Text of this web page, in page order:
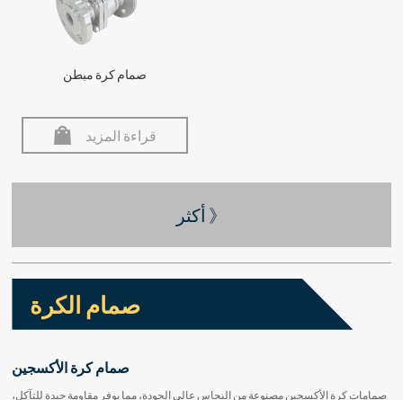
صمام كرة مبطن
قراءة المزيد
أكثر 》
صمام الكرة
صمام كرة الأكسجين
صمامات كرة الأكسجين مصنوعة من النحاس عالي الجودة، مما يوفر مقاومة جيدة للتآكل،